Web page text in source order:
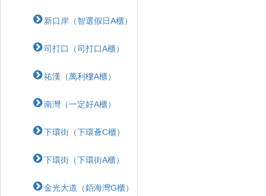
新口岸（智選假日A櫃）
司打口（司打口A櫃）
祐漢（萬利樓A櫃）
南灣（一定好A櫃）
下環街（下環薈C櫃）
下環街（下環街A櫃）
金光大道（銆海灣G櫃）